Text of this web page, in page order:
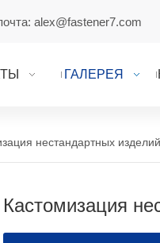
alex@fastener7.com
ГАЛЕРЕЯ
нестандартных изделий
Кастомизация